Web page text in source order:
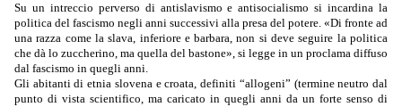
Su un intreccio perverso di antislavismo e antisocialismo si incardina la
politica del fascismo negli anni successivi alla presa del potere. «Di fronte ad
una razza come la slava, inferiore e barbara, non si deve seguire la politica
che dà lo zuccherino, ma quella del bastone», si legge in un proclama diffuso
dal fascismo in quegli anni.
Gli abitanti di etnia slovena e croata, definiti “allogeni” (termine neutro dal
punto di vista scientifico, ma caricato in quegli anni da un forte senso di